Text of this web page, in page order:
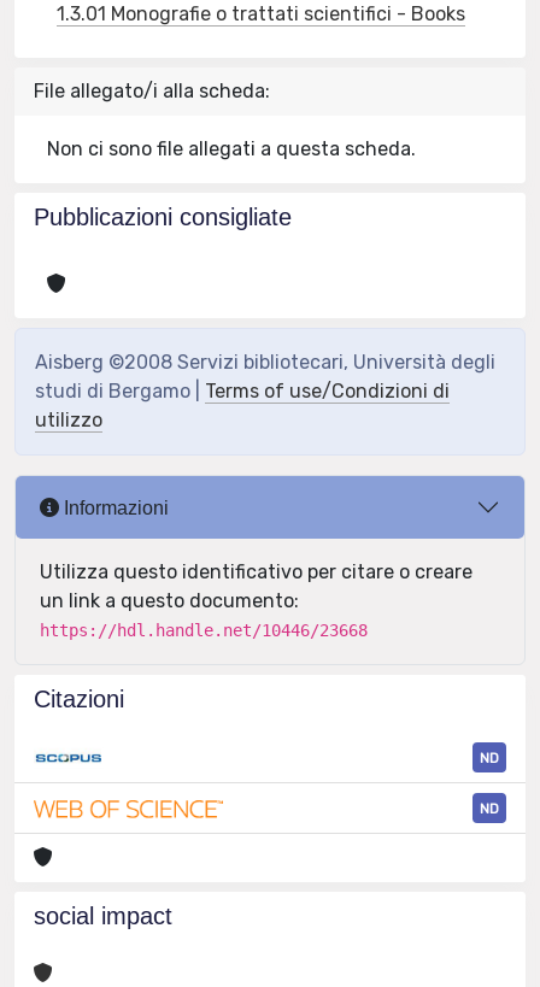
1.3.01 Monografie o trattati scientifici - Books
File allegato/i alla scheda:
Non ci sono file allegati a questa scheda.
Pubblicazioni consigliate
Aisberg ©2008 Servizi bibliotecari, Università degli
studi di Bergamo | Terms of use/Condizioni di
utilizzo
Informazioni
Utilizza questo identificativo per citare o creare
un link a questo documento:
https://hdl.handle.net/10446/23668
Citazioni
ND
ND
social impact